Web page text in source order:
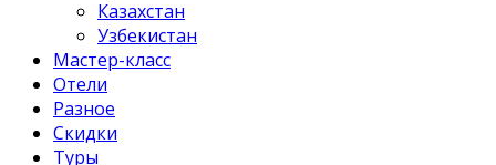
Казахстан
Узбекистан
Мастер-класс
Отели
Разное
Скидки
Туры